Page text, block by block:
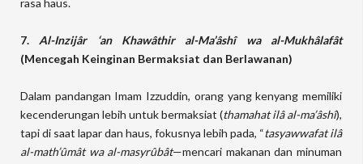
rasa haus.
7. Al-Inzijâr ‘an Khawâthir al-Ma’âshî wa al-Mukhâlafât
(Mencegah Keinginan Bermaksiat dan Berlawanan)
Dalam pandangan Imam Izzuddin, orang yang kenyang memiliki
kecenderungan lebih untuk bermaksiat (thamahat ilâ al-ma’âshî),
tapi di saat lapar dan haus, fokusnya lebih pada, “tasyawwafat ilâ
al-math’ûmât wa al-masyrûbât—mencari makanan dan minuman